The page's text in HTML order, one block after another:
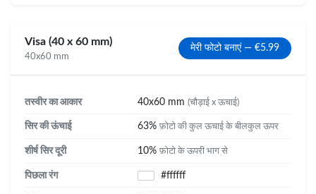
Visa (40 x 60 mm)
40x60 mm
मेरी फोटो बनाएं — €5.99
तस्वीर का आकार 40x60 mm (चौड़ाई x ऊचाई)
सिर की ऊंचाई 63% फ़ोटो की कुल ऊचाई के बीलकुल ऊपर
शीर्ष सिर दूरी 10% फ़ोटो के ऊपरी भाग से
पिछला रंग #ffffff